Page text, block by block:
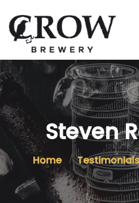
Steven
Home Testimonials